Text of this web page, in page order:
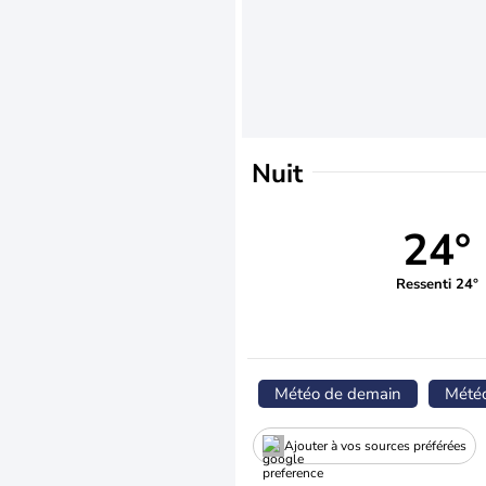
Nuit
24°
Ressenti 24°
Météo de demain
Ajouter à vos sources préférées